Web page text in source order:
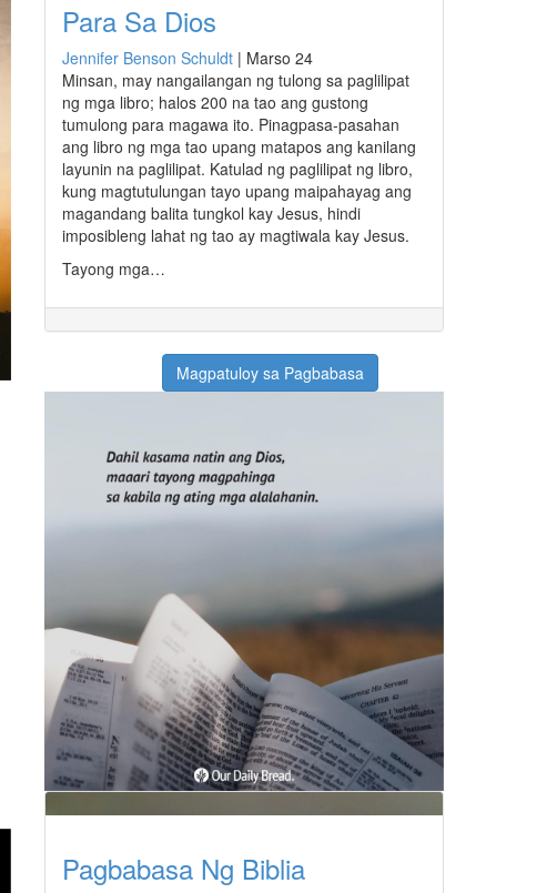
Para Sa Dios
Jennifer Benson Schuldt | Marso 24
Minsan, may nangailangan ng tulong sa paglilipat
ng mga libro; halos 200 na tao ang gustong
tumulong para magawa ito. Pinagpasa-pasahan
ang libro ng mga tao upang matapos ang kanilang
layunin na paglilipat. Katulad ng paglilipat ng libro,
kung magtutulungan tayo upang maipahayag ang
magandang balita tungkol kay Jesus, hindi
imposibleng lahat ng tao ay magtiwala kay Jesus.
Tayong mga…
Magpatuloy sa Pagbabasa
Pagbabasa Ng Biblia